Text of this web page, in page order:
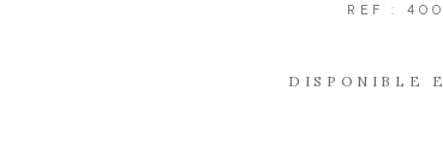
REF : 400
DISPONIBLE